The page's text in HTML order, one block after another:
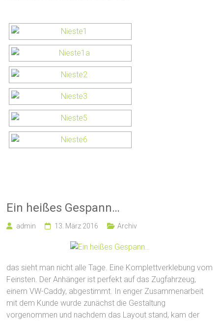
Ein heißes Gespann…
admin 13. März 2016 Archiv
das sieht man nicht alle Tage. Eine Komplettverklebung vom
Feinsten. Der Anhänger ist perfekt auf das Zugfahrzeug,
einem VW-Caddy, abgestimmt. In enger Zusammenarbeit
mit dem Kunde wurde zunächst die Gestaltung
vorgenommen und nachdem das Layout stand, kam der